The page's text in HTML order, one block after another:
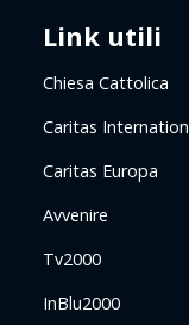
Link utili
Chiesa Cattolica
Caritas
Caritas Europa
Avvenire
Tv2000
InBlu2000